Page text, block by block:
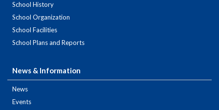
School History
School Organization
School Facilities
School Plans and Reports
News & Information
News
Events